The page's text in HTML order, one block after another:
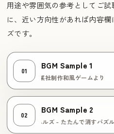
用途や雰囲気の参考としてご
に、近い方向性があれば内容
ズです。
01 BGM Sample 1
ったり系 / 某社制作和風ゲームより
02 BGM Sample 2
ク系 / パネルズ - たたんで消すパズル